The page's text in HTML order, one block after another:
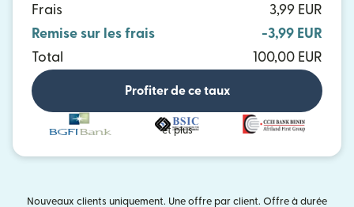
Frais
3,99 EUR
Remise sur les frais
-3,99 EUR
Total
100,00 EUR
Profiter de ce taux
et plus
Nouveaux clients uniquement. Une offre par client. Offre à durée